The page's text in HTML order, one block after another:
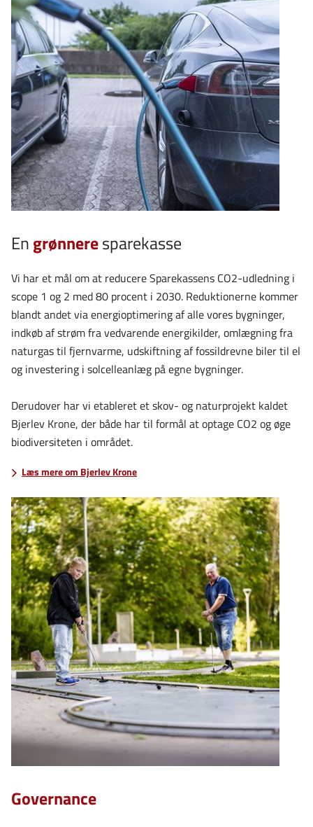
Engrønneresparekasse
Vi har et mål om at reducere Sparekassens CO2-udledning i
scope 1 og 2 med 80 procent i 2030. Reduktionerne kommer
blandt andet via energioptimering af alle vores bygninger,
indkøb af strøm fra vedvarende energikilder, omlægning fra
naturgas til fjernvarme, udskiftning af fossildrevne biler til el
og investering i solcelleanlæg på egne bygninger.
Derudover har vi etableret et skov- og naturprojekt kaldet
Bjerlev Krone, der både har til formål at optage CO2 og øge
biodiversiteten i området.
Læs mere om Bjerlev Krone
Governance